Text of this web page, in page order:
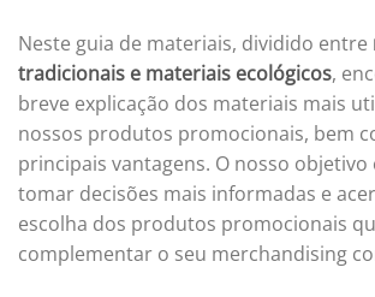
Neste guia de materiais, dividido entre
tradicionais e materiais ecológicos,
breve explicação dos materiais mais
nossos produtos promocionais, bem
principais vantagens. O nosso objetivo
tomar decisões mais informadas e
escolha dos produtos promocionais
complementar o seu merchandising